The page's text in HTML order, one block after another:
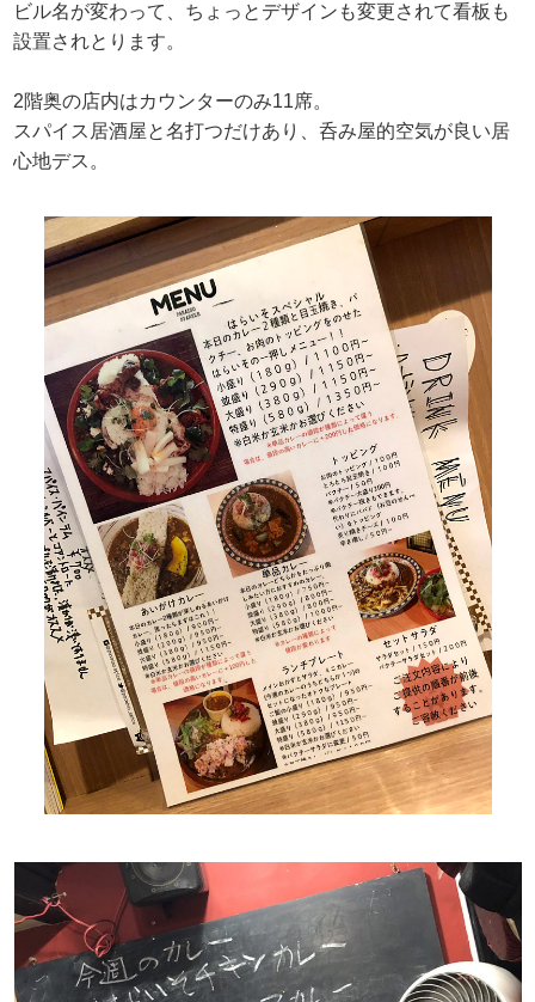
ビル名が変わって、ちょっとデザインも変更されて看板も
設置されとります。
2階奥の店内はカウンターのみ11席。
スパイス居酒屋と名打つだけあり、呑み屋的空気が良い居
心地デス。